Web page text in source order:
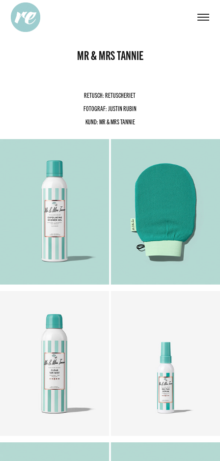
MR & MRS TANNIE
RETUSCH: RETUSCHERIET
FOTOGRAF: JUSTIN RUBIN
KUND: MR & MRS TANNIE